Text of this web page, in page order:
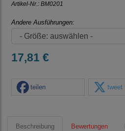
Artikel-Nr.: BM0201
Andere Ausführungen:
17,81 €
teilen tweet
Beschreibung Bewertungen